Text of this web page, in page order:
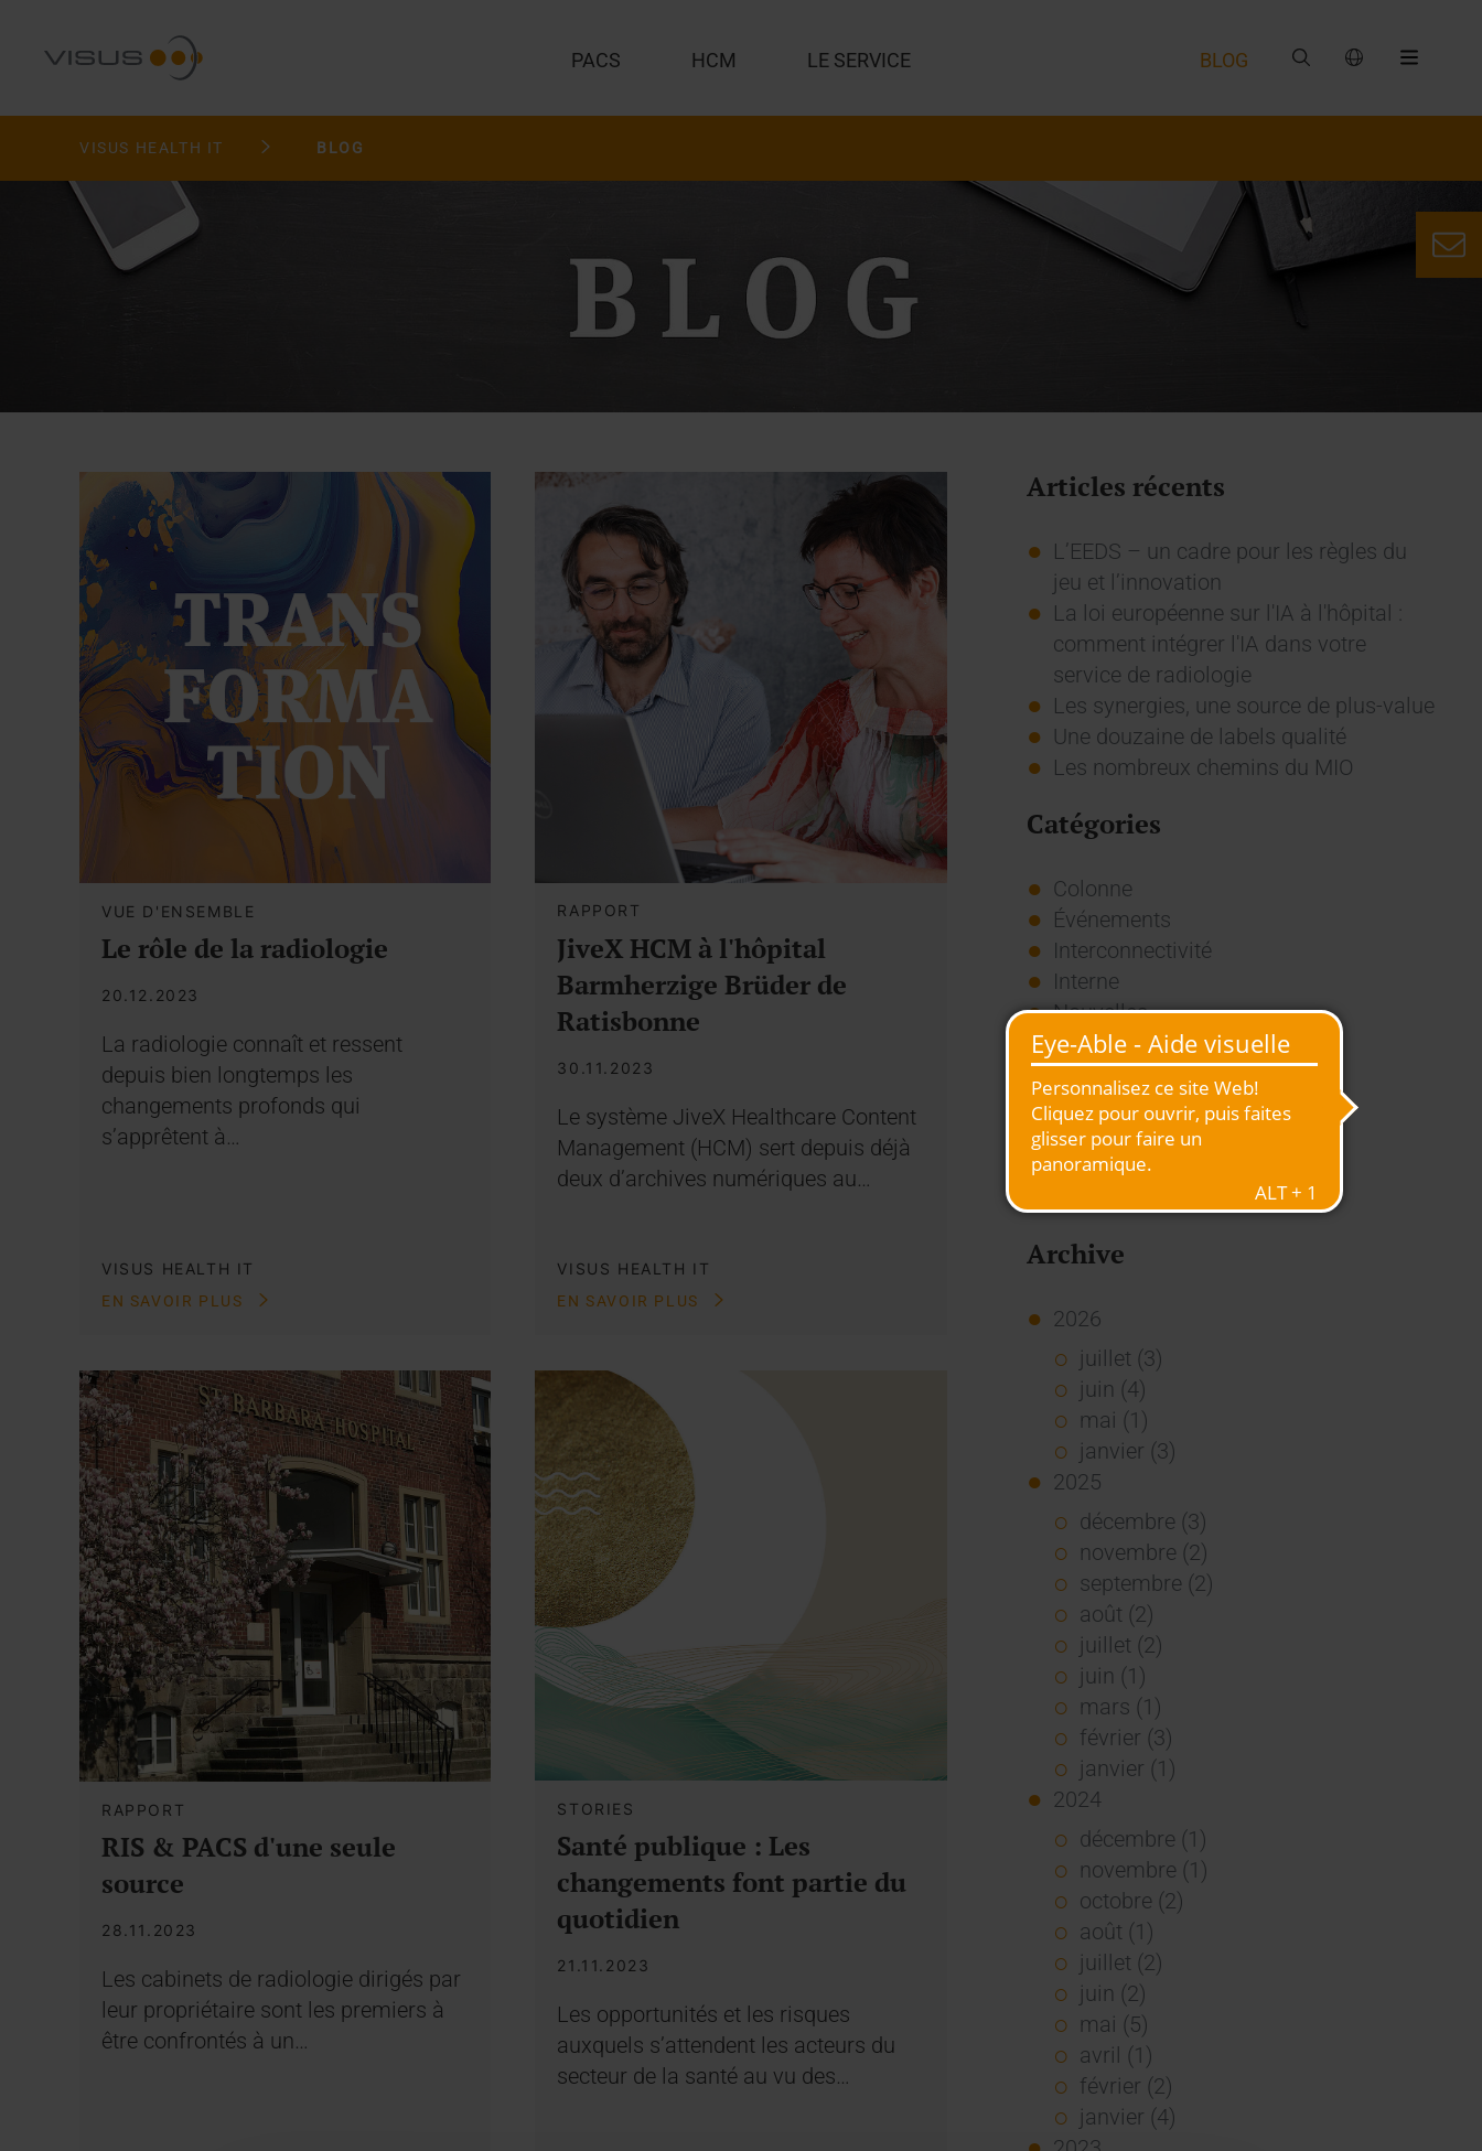
PACS HCM LE SERVICE BLOG
VISUS HEALTH IT BLOG
VUE D'ENSEMBLE
Le rôle de la radiologie
20.12.2023
La radiologie connaît et ressent
depuis bien longtemps les
changements profonds qui
s’apprêtent à…
VISUS HEALTH IT
EN SAVOIR PLUS
RAPPORT
JiveX HCM à l'hôpital
Barmherzige Brüder de
Ratisbonne
30.11.2023
Le système JiveX Healthcare Content
Management (HCM) sert depuis déjà
deux d’archives numériques au…
VISUS HEALTH IT
EN SAVOIR PLUS
RAPPORT
RIS & PACS d'une seule
source
28.11.2023
Les cabinets de radiologie dirigés par
leur propriétaire sont les premiers à
être confrontés à un…
STORIES
Santé publique : Les
changements font partie du
quotidien
21.11.2023
Les opportunités et les risques
auxquels s’attendent les acteurs du
secteur de la santé au vu des…
Articles récents
L’EEDS – un cadre pour les règles du
jeu et l’innovation
La loi européenne sur l'IA à l'hôpital :
comment intégrer l'IA dans votre
service de radiologie
Les synergies, une source de plus-value
Une douzaine de labels qualité
Les nombreux chemins du MIO
Catégories
Colonne
Événements
Interconnectivité
Interne
Nouvelles
Presse
Rapport
RSE
Stories
Usage des Standards
Archive
2026
juillet (3)
juin (4)
mai (1)
janvier (3)
2025
décembre (3)
novembre (2)
septembre (2)
août (2)
juillet (2)
juin (1)
mars (1)
février (3)
janvier (1)
2024
décembre (1)
novembre (1)
octobre (2)
août (1)
juillet (2)
juin (2)
mai (5)
avril (1)
février (2)
janvier (4)